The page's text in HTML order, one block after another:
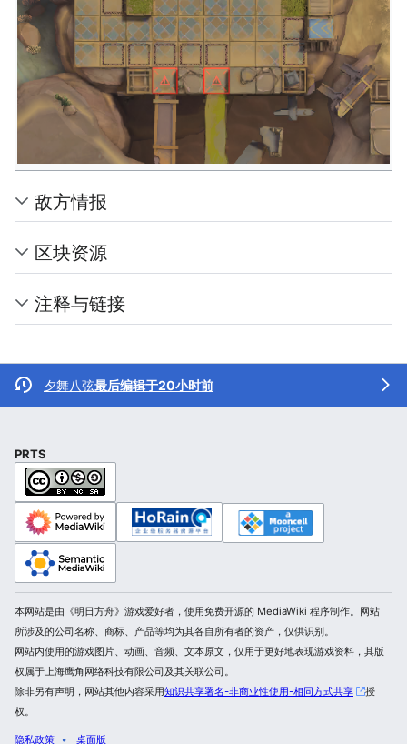
敌方情报
区块资源
注释与链接
夕舞八弦最后编辑于20小时前
PRTS
本网站是由《明日方舟》游戏爱好者，使用免费开源的 MediaWiki 程序制作。网站
所涉及的公司名称、商标、产品等均为其各自所有者的资产，仅供识别。
网站内使用的游戏图片、动画、音频、文本原文，仅用于更好地表现游戏资料，其版
权属于上海鹰角网络科技有限公司及其关联公司。
除非另有声明，网站其他内容采用知识共享署名-非商业性使用-相同方式共享
授
权。
隐私政策 桌面版